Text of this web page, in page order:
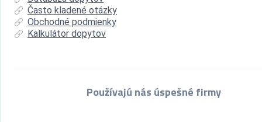
Často kladené otázky
Obchodné podmienky
Kalkulátor dopytov
Používajú nás úspešné firmy